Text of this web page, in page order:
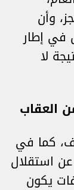
وأن
في إطار
لا
العقاب
كما في
استقلال
يكون